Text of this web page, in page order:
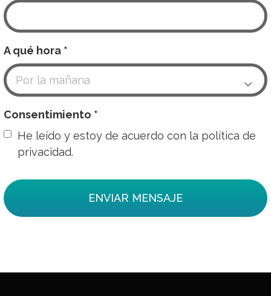
A qué hora *

Consentimiento *
He leído y estoy de acuerdo con la política de
privacidad.